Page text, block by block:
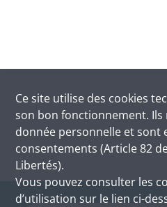
Ce site utilise des cookies
son bon fonctionnement.
donnée personnelle et sont
consentements (Article 82
Libertés).
Vous pouvez consulter les
d’utilisation sur le lien ci-